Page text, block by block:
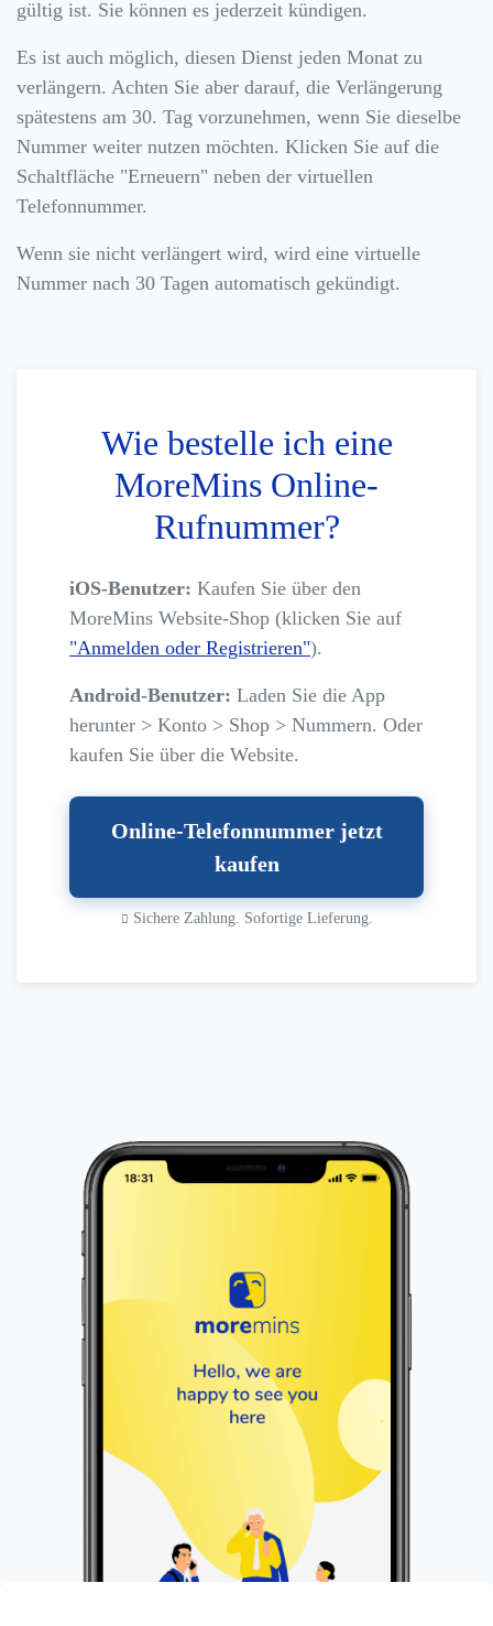
gültig ist. Sie können es jederzeit kündigen.
Es ist auch möglich, diesen Dienst jeden Monat zu
verlängern. Achten Sie aber darauf, die Verlängerung
spätestens am 30. Tag vorzunehmen, wenn Sie dieselbe
Nummer weiter nutzen möchten. Klicken Sie auf die
Schaltfläche "Erneuern" neben der virtuellen
Telefonnummer.
Wenn sie nicht verlängert wird, wird eine virtuelle
Nummer nach 30 Tagen automatisch gekündigt.
Wie bestelle ich eine
MoreMins Online-
Rufnummer?
iOS-Benutzer: Kaufen Sie über den
MoreMins Website-Shop (klicken Sie auf
"Anmelden oder Registrieren").
Android-Benutzer: Laden Sie die App
herunter > Konto > Shop > Nummern. Oder
kaufen Sie über die Website.
Online-Telefonnummer jetzt
kaufen
Sichere Zahlung. Sofortige Lieferung.